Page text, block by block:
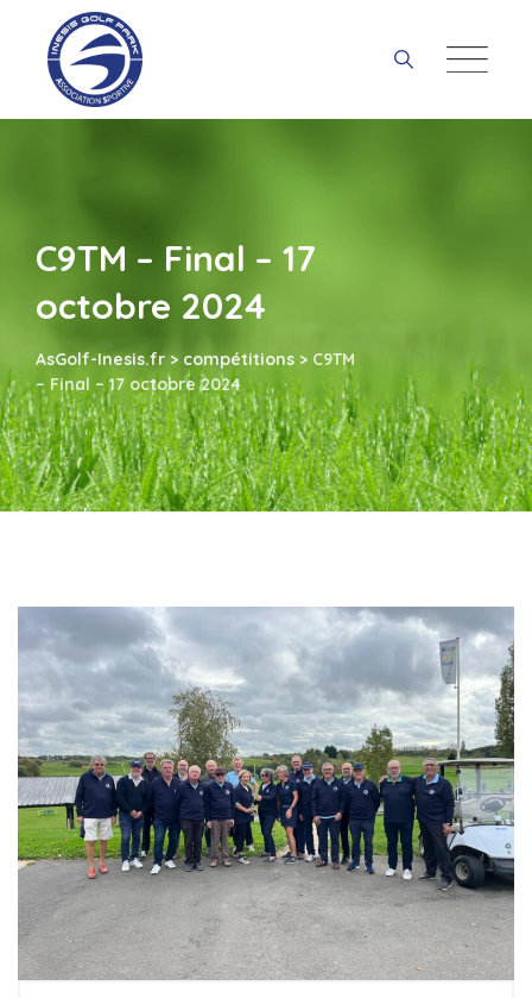
content
C9TM – Final – 17
octobre 2024
AsGolf-Inesis.fr> compétitions > C9TM
– Final – 17 octobre 2024